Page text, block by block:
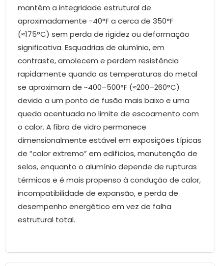
mantêm a integridade estrutural de
aproximadamente -40°F a cerca de 350°F
(≈175°C) sem perda de rigidez ou deformação
significativa. Esquadrias de alumínio, em
contraste, amolecem e perdem resistência
rapidamente quando as temperaturas do metal
se aproximam de ~400–500°F (≈200–260°C)
devido a um ponto de fusão mais baixo e uma
queda acentuada no limite de escoamento com
o calor. A fibra de vidro permanece
dimensionalmente estável em exposições típicas
de “calor extremo” em edifícios, manutenção de
selos, enquanto o alumínio depende de rupturas
térmicas e é mais propenso à condução de calor,
incompatibilidade de expansão, e perda de
desempenho energético em vez de falha
estrutural total.